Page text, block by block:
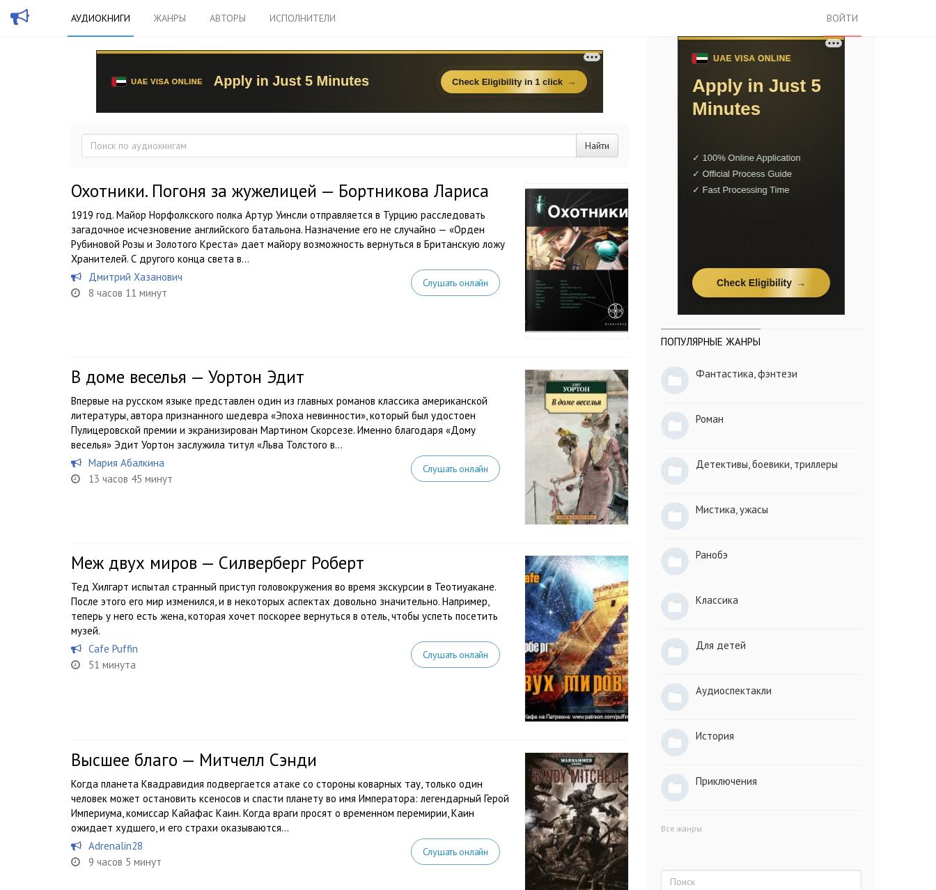
АУДИОКНИГИ ЖАНРЫ АВТОРЫ ИСПОЛНИТЕЛИ ВОЙТИ
Найти
Охотники. Погоня за жужелицей — Бортникова Лариса
1919 год. Майор Норфолкского полка Артур Уинсли отправляется в Турцию расследовать
загадочное исчезновение английского батальона. Назначение его не случайно — «Орден
Рубиновой Розы и Золотого Креста» дает майору возможность вернуться в Британскую ложу
Хранителей. С другого конца света в...
Дмитрий Хазанович
8 часов 11 минут
Слушать онлайн
В доме веселья — Уортон Эдит
Впервые на русском языке представлен один из главных романов классика американской
литературы, автора признанного шедевра «Эпоха невинности», который был удостоен
Пулицеровской премии и экранизирован Мартином Скорсезе. Именно благодаря «Дому
веселья» Эдит Уортон заслужила титул «Льва Толстого в...
Мария Абалкина
13 часов 45 минут
Слушать онлайн
Меж двух миров — Силверберг Роберт
Тед Хилгарт испытал странный приступ головокружения во время экскурсии в Теотиуакане.
После этого его мир изменился, и в некоторых аспектах довольно значительно. Например,
теперь у него есть жена, которая хочет поскорее вернуться в отель, чтобы успеть посетить
музей.
Cafe Puffin
51 минута
Слушать онлайн
Высшее благо — Митчелл Сэнди
Когда планета Квадравидия подвергается атаке со стороны коварных тау, только один
человек может остановить ксеносов и спасти планету во имя Императора: легендарный Герой
Империума, комиссар Кайафас Каин. Когда враги просят о временном перемирии, Каин
ожидает худшего, и его страхи оказываются...
Adrenalin28
9 часов 5 минут
Слушать онлайн
ПОПУЛЯРНЫЕ ЖАНРЫ
Фантастика, фэнтези
Роман
Детективы, боевики, триллеры
Мистика, ужасы
Ранобэ
Классика
Для детей
Аудиоспектакли
История
Приключения
Все жанры